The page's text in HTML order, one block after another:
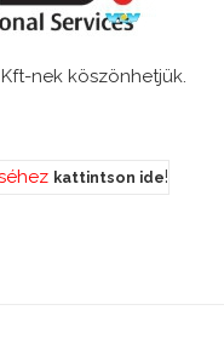
nek köszönhetjük.
kattintson ide!